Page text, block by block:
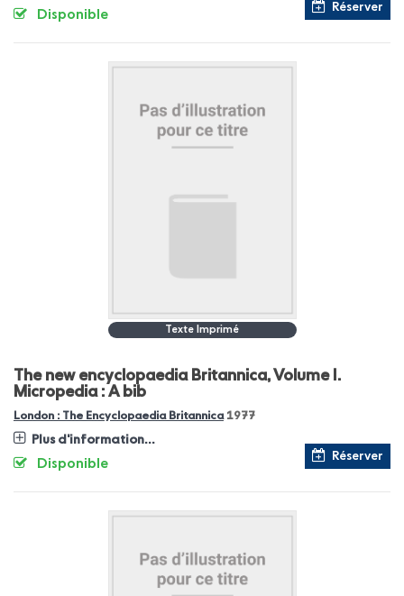
Réserver
Disponible
Texte Imprimé
The new encyclopaedia Britannica, Volume I.
Micropedia : A bib
London : The Encyclopaedia Britannica 1977
Plus d'information...
Réserver
Disponible